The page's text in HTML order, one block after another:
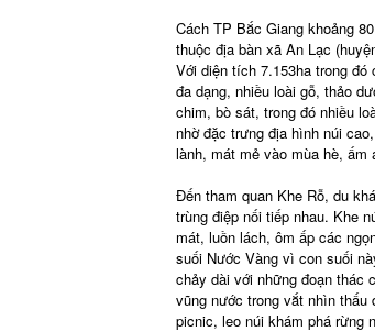
Cách TP Bắc Giang khoảng
thuộc địa bàn xã An Lạc
Với diện tích 7.153ha trong
đa dạng, nhiều loài gỗ, thảo
chim, bò sát, trong đó nhiều
nhờ đặc trưng địa hình núi
lành, mát mẻ vào mùa hè, ấm
Đến tham quan Khe Rỗ, du
trùng điệp nối tiếp nhau. Khe
mát, luồn lách, ôm ấp các
suối Nước Vàng vì con suối
chảy dài với những đoạn thác
vũng nước trong vắt nhìn thấu
picnic, leo núi khám phá rừng